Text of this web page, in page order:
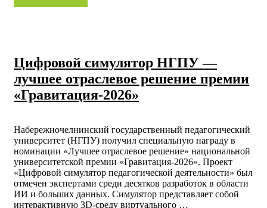
Цифровой симулятор НГПУ —
лучшее отраслевое решение премии
«Гравитация-2026»
Набережночелнинский государственный педагогический
университет (НГПУ) получил специальную награду в
номинации «Лучшее отраслевое решение» национальной
университетской премии «Гравитация-2026». Проект
«Цифровой симулятор педагогической деятельности» был
отмечен экспертами среди десятков разработок в области
ИИ и больших данных. Симулятор представляет собой
интерактивную 3D-среду виртуального …